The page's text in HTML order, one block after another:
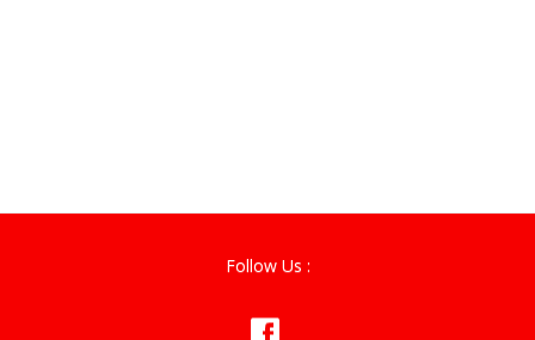
Follow Us :